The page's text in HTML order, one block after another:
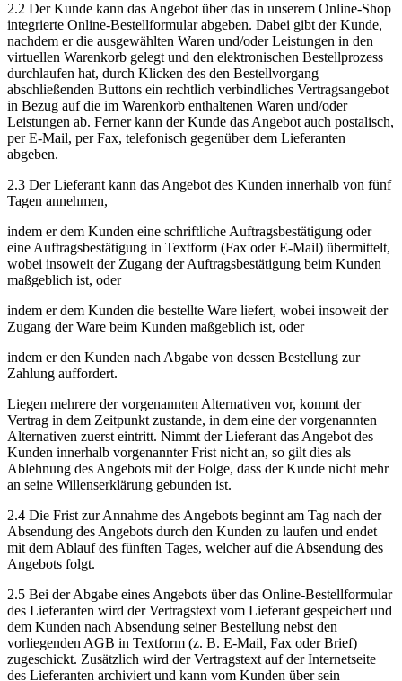
2.2 Der Kunde kann das Angebot über das in unserem Online-Shop
integrierte Online-Bestellformular abgeben. Dabei gibt der Kunde,
nachdem er die ausgewählten Waren und/oder Leistungen in den
virtuellen Warenkorb gelegt und den elektronischen Bestellprozess
durchlaufen hat, durch Klicken des den Bestellvorgang
abschließenden Buttons ein rechtlich verbindliches Vertragsangebot
in Bezug auf die im Warenkorb enthaltenen Waren und/oder
Leistungen ab. Ferner kann der Kunde das Angebot auch postalisch,
per E-Mail, per Fax, telefonisch gegenüber dem Lieferanten
abgeben.
2.3 Der Lieferant kann das Angebot des Kunden innerhalb von fünf
Tagen annehmen,
indem er dem Kunden eine schriftliche Auftragsbestätigung oder
eine Auftragsbestätigung in Textform (Fax oder E-Mail) übermittelt,
wobei insoweit der Zugang der Auftragsbestätigung beim Kunden
maßgeblich ist, oder
indem er dem Kunden die bestellte Ware liefert, wobei insoweit der
Zugang der Ware beim Kunden maßgeblich ist, oder
indem er den Kunden nach Abgabe von dessen Bestellung zur
Zahlung auffordert.
Liegen mehrere der vorgenannten Alternativen vor, kommt der
Vertrag in dem Zeitpunkt zustande, in dem eine der vorgenannten
Alternativen zuerst eintritt. Nimmt der Lieferant das Angebot des
Kunden innerhalb vorgenannter Frist nicht an, so gilt dies als
Ablehnung des Angebots mit der Folge, dass der Kunde nicht mehr
an seine Willenserklärung gebunden ist.
2.4 Die Frist zur Annahme des Angebots beginnt am Tag nach der
Absendung des Angebots durch den Kunden zu laufen und endet
mit dem Ablauf des fünften Tages, welcher auf die Absendung des
Angebots folgt.
2.5 Bei der Abgabe eines Angebots über das Online-Bestellformular
des Lieferanten wird der Vertragstext vom Lieferant gespeichert und
dem Kunden nach Absendung seiner Bestellung nebst den
vorliegenden AGB in Textform (z. B. E-Mail, Fax oder Brief)
zugeschickt. Zusätzlich wird der Vertragstext auf der Internetseite
des Lieferanten archiviert und kann vom Kunden über sein